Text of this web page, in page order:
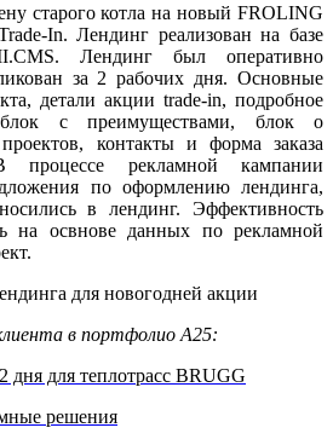
старого котла на новый FROLING
In. Лендинг реализован на базе
Лендинг был оперативно
за 2 рабочих дня. Основные
детали акции trade-in, подробное
блок с преимуществами, блок о
контакты и форма заказа
процессе рекламной кампании
по оформлению лендинга,
в лендинг. Эффективность
на освнове данных по рекламной
в портфолио А25:
дня для теплотрасс BRUGG
решения